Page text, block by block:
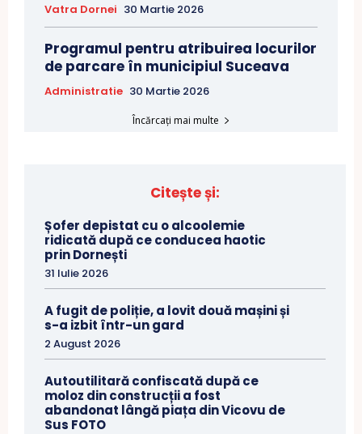
Vatra Dornei 30 Martie 2026
Programul pentru atribuirea locurilor
de parcare în municipiul Suceava
Administratie 30 Martie 2026
Încărcați mai multe
Citește și:
Șofer depistat cu o alcoolemie
ridicată după ce conducea haotic
prin Dornești
31 Iulie 2026
A fugit de poliție, a lovit două mașini și
s-a izbit într-un gard
2 August 2026
Autoutilitară confiscată după ce
moloz din construcții a fost
abandonat lângă piața din Vicovu de
Sus FOTO